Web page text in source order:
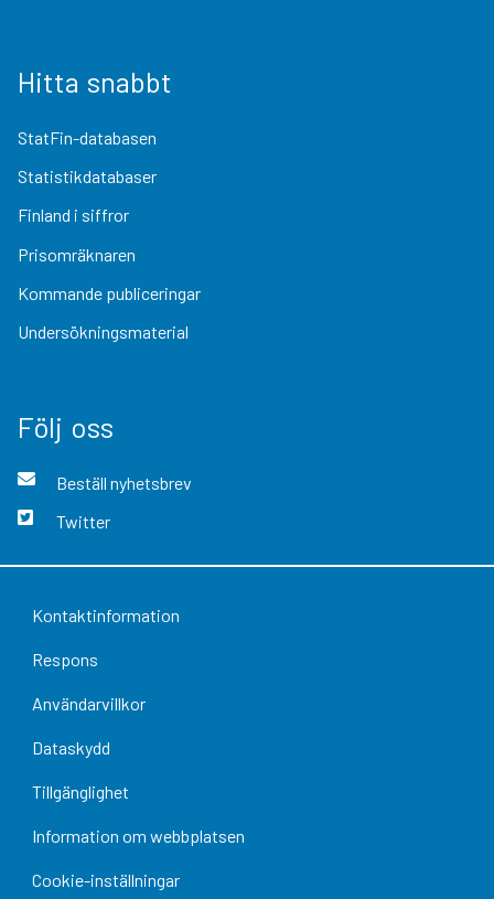
Hitta snabbt
StatFin-databasen
Statistikdatabaser
Finland i siffror
Prisomräknaren
Kommande publiceringar
Undersökningsmaterial
Följ oss
Beställ nyhetsbrev
Twitter
Kontaktinformation
Respons
Användarvillkor
Dataskydd
Tillgänglighet
Information om webbplatsen
Cookie-inställningar